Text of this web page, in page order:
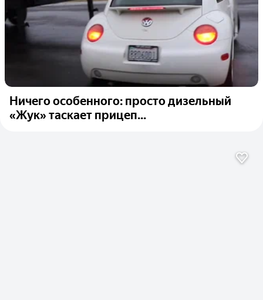
Ничего особенного: просто дизельный
«Жук» таскает прицеп...